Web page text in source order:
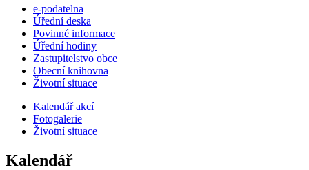
e-podatelna
Úřední deska
Povinné informace
Úřední hodiny
Zastupitelstvo obce
Obecní knihovna
Životní situace
Kalendář akcí
Fotogalerie
Životní situace
Kalendář